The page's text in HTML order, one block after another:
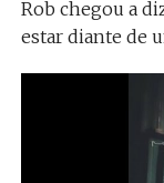
Rob chegou a
estar diante de